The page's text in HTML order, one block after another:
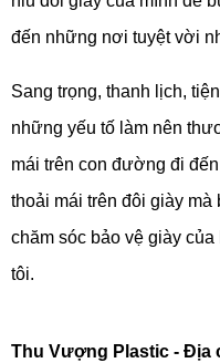
đến những nơi tuyệt vời
Sang trọng, thanh lịch,
những yếu tố làm nên
mái trên con đường đi
thoải mái trên đôi giày
chăm sóc bảo vệ giày
tôi.
Thu Vượng Plastic - Địa